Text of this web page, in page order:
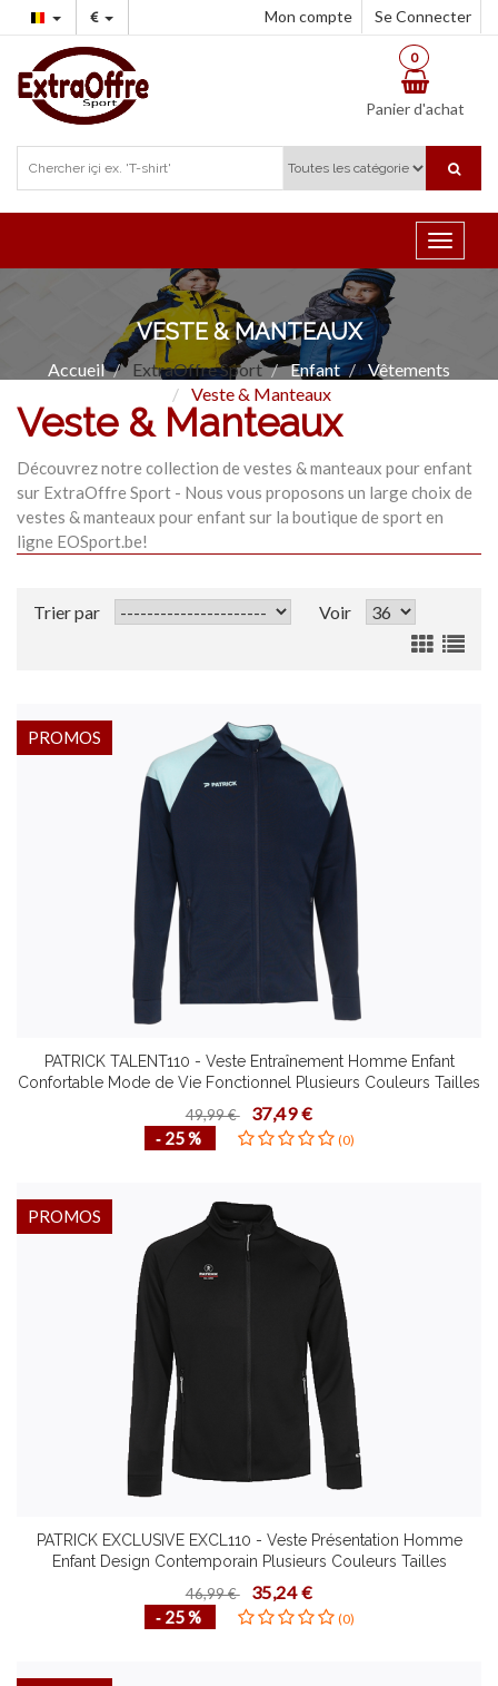
Mon compte Se Connecter
Panier d'achat
0
Toggle
VESTE & MANTEAUX
Accueil ExtraOffre Sport Enfant
Vêtements
Veste & Manteaux
Veste & Manteaux
Découvrez notre collection de vestes & manteaux pour enfant
sur ExtraOffre Sport - Nous vous proposons un large choix de
vestes & manteaux pour enfant sur la boutique de sport en
ligne EOSport.be!
Trier par Voir
PATRICK TALENT110 - Veste Entraînement Homme Enfant
Confortable Mode de Vie Fonctionnel Plusieurs Couleurs Tailles
Design Contemporain
49,99 € 37,49 €
‐ 25 % (0)
PROMOS
PATRICK EXCLUSIVE EXCL110 - Veste Présentation Homme
Enfant Design Contemporain Plusieurs Couleurs Tailles
Confortable Mode de Vie Fonctionnel
46,99 € 35,24 €
‐ 25 % (0)
PROMOS